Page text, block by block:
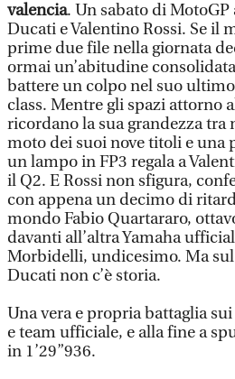
valencia. Un sabato di MotoGP
Ducati e Valentino Rossi. Se il
prime due file nella giornata
ormai un’abitudine
battere un colpo nel suo
class. Mentre gli spazi attorno
ricordano la sua grandezza tra
moto dei suoi nove titoli e una
un lampo in FP3 regala a
il Q2. E Rossi non sfigura,
con appena un decimo di
mondo Fabio Quartararo,
davanti all’altra Yamaha
Morbidelli, undicesimo. Ma sul
Ducati non c’è storia.
Una vera e propria battaglia
e team ufficiale, e alla fine a
in 1’29”936.